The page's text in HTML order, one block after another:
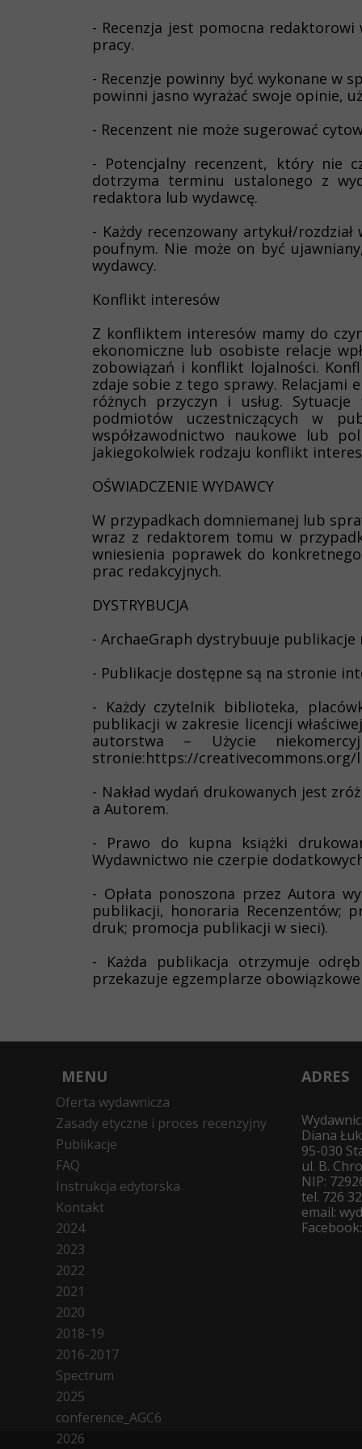
- Recenzja jest pomocna
pracy.
- Recenzje powinny być wykonane w
powinni jasno wyrażać swoje opinie,
- Recenzent nie może sugerować
- Potencjalny recenzent, który nie
dotrzyma terminu ustalonego z
redaktora lub wydawcę.
- Każdy recenzowany artykuł/
poufnym. Nie może on być
wydawcy.
Konflikt interesów
Z konfliktem interesów mamy do
ekonomiczne lub osobiste relacje
zobowiązań i konflikt lojalności.
zdaje sobie z tego sprawy. Relacjami
różnych przyczyn i usług.
podmiotów uczestniczących w
współzawodnictwo naukowe lub
jakiegokolwiek rodzaju konflikt
OŚWIADCZENIE WYDAWCY
W przypadkach domniemanej lub
wraz z redaktorem tomu w
wniesienia poprawek do
prac redakcyjnych.
DYSTRYBUCJA
- ArchaeGraph dystrybuuje publikacje
- Publikacje dostępne są na stronie
- Każdy czytelnik biblioteka,
publikacji w zakresie licencji
autorstwa – Użycie
stronie:https://creativecommons.org/
- Nakład wydań drukowanych jest
a Autorem.
- Prawo do kupna książki
Wydawnictwo nie czerpie
- Opłata ponoszona przez Autora
publikacji, honoraria Recenzentów;
druk; promocja publikacji w sieci).
- Każda publikacja otrzymuje
przekazuje egzemplarze
MENU
Oferta wydawnicza
Zasady etyczne i proces recenzyjny
Publikacje
FAQ
Instrukcja edytorska
Kontakt
2024
2023
2022
2021
2020
2018-19
2016-2017
Spectrum
2025
conference_AGC6
2026
ADRES
Diana
95-030
ul. B.
NIP:
tel. 726
email: